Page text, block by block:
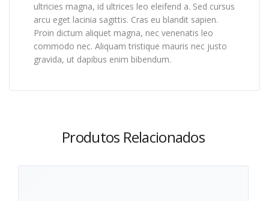
ultricies magna, id ultrices leo eleifend a. Sed cursus
arcu eget lacinia sagittis. Cras eu blandit sapien.
Proin dictum aliquet magna, nec venenatis leo
commodo nec. Aliquam tristique mauris nec justo
gravida, ut dapibus enim bibendum.
Produtos Relacionados